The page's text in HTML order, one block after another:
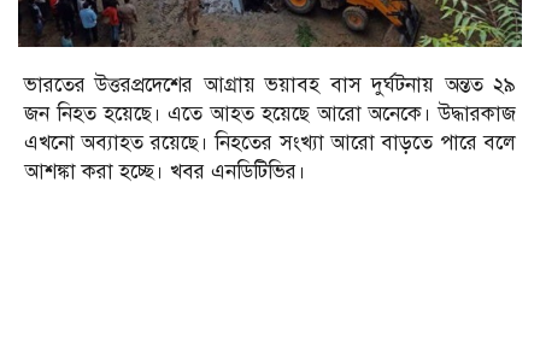
ভারতের উত্তরপ্রদেশের আগ্রায় ভয়াবহ বাস দুর্ঘটনায় অন্তত ২৯
জন নিহত হয়েছে। এতে আহত হয়েছে আরো অনেকে। উদ্ধারকাজ
এখনো অব্যাহত রয়েছে। নিহতের সংখ্যা আরো বাড়তে পারে বলে
আশঙ্কা করা হচ্ছে। খবর এনডিটিভির।